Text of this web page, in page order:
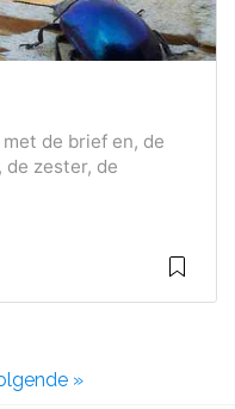
de brief en, de
de zester, de
»